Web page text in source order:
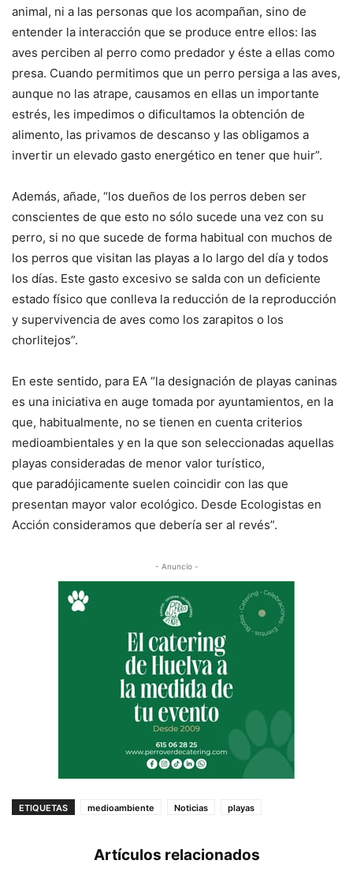
animal, ni a las personas que los acompañan, sino de
entender la interacción que se produce entre ellos: las
aves perciben al perro como predador y éste a ellas como
presa. Cuando permitimos que un perro persiga a las aves,
aunque no las atrape, causamos en ellas un importante
estrés, les impedimos o dificultamos la obtención de
alimento, las privamos de descanso y las obligamos a
invertir un elevado gasto energético en tener que huir”.
Además, añade, “los dueños de los perros deben ser
conscientes de que esto no sólo sucede una vez con su
perro, si no que sucede de forma habitual con muchos de
los perros que visitan las playas a lo largo del día y todos
los días. Este gasto excesivo se salda con un deficiente
estado físico que conlleva la reducción de la reproducción
y supervivencia de aves como los zarapitos o los
chorlitejos”.
En este sentido, para EA “la designación de playas caninas
es una iniciativa en auge tomada por ayuntamientos, en la
que, habitualmente, no se tienen en cuenta criterios
medioambientales y en la que son seleccionadas aquellas
playas consideradas de menor valor turístico,
que paradójicamente suelen coincidir con las que
presentan mayor valor ecológico. Desde Ecologistas en
Acción consideramos que debería ser al revés”.
- Anuncio -
ETIQUETAS medioambiente Noticias playas
Artículos relacionados